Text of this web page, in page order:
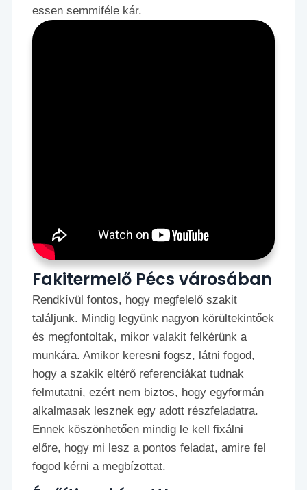
essen semmiféle kár.
Fakitermelő Pécs városában
Rendkívül fontos, hogy megfelelő szakit
találjunk. Mindig legyünk nagyon körültekintőek
és megfontoltak, mikor valakit felkérünk a
munkára. Amikor keresni fogsz, látni fogod,
hogy a szakik eltérő referenciákat tudnak
felmutatni, ezért nem biztos, hogy egyformán
alkalmasak lesznek egy adott részfeladatra.
Ennek köszönhetően mindig le kell fixálni
előre, hogy mi lesz a pontos feladat, amire fel
fogod kérni a megbízottat.